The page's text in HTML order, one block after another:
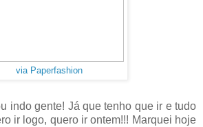
via Paperfashion
indo gente! Já que tenho que ir e tudo
ir logo, quero ir ontem!!! Marquei hoje